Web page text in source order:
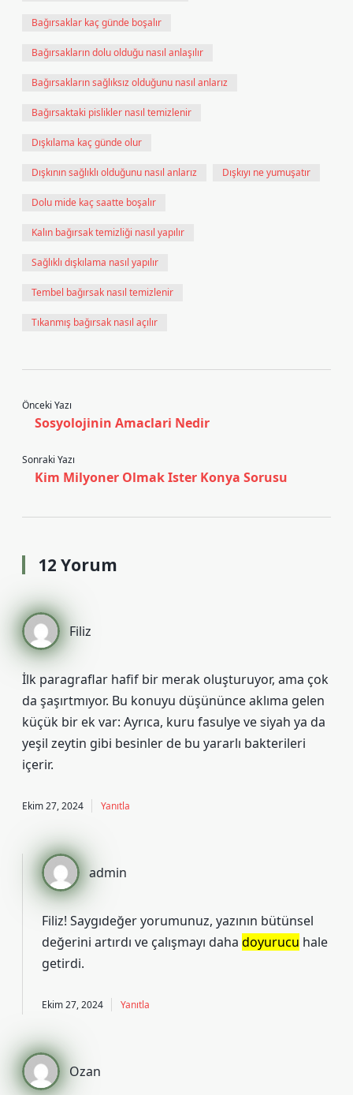
Bağırsaklar kaç günde boşalır
Bağırsakların dolu olduğu nasıl anlaşılır
Bağırsakların sağlıksız olduğunu nasıl anlarız
Bağırsaktaki pislikler nasıl temizlenir
Dışkılama kaç günde olur
Dışkının sağlıklı olduğunu nasıl anlarız Dışkıyı ne yumuşatır
Dolu mide kaç saatte boşalır
Kalın bağırsak temizliği nasıl yapılır
Sağlıklı dışkılama nasıl yapılır
Tembel bağırsak nasıl temizlenir
Tıkanmış bağırsak nasıl açılır
Önceki Yazı
Sosyolojinin Amaclari Nedir
Sonraki Yazı
Kim Milyoner Olmak Ister Konya Sorusu
12 Yorum
Filiz
İlk paragraflar hafif bir merak oluşturuyor, ama çok
da şaşırtmıyor. Bu konuyu düşününce aklıma gelen
küçük bir ek var: Ayrıca, kuru fasulye ve siyah ya da
yeşil zeytin gibi besinler de bu yararlı bakterileri
içerir.
Ekim 27, 2024 Yanıtla
admin
Filiz! Saygıdeğer yorumunuz, yazının bütünsel
değerini artırdı ve çalışmayı daha doyurucu hale
getirdi.
Ekim 27, 2024 Yanıtla
Ozan